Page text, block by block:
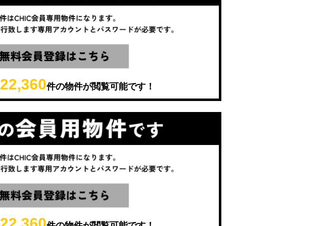
22,360件の物件が閲覧可能です！